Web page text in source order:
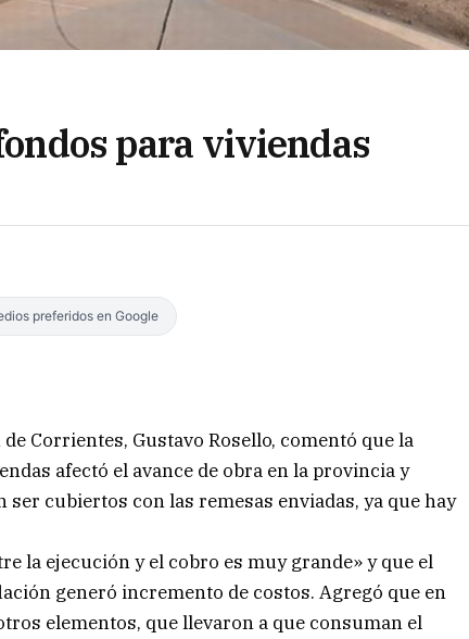
para viviendas
preferidos en Google
Corrientes, Gustavo Rosello, comentó que la
afectó el avance de obra en la provincia y
cubiertos con las remesas enviadas, ya que hay
la ejecución y el cobro es muy grande» y que el
generó incremento de costos. Agregó que en
elementos, que llevaron a que consuman el